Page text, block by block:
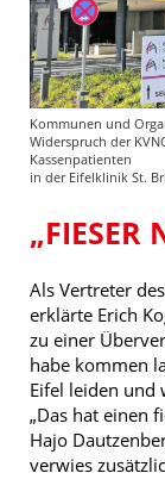
Kommunen und
Widerspruch der
Kassenpatienten
in der Eifelklinik St.
„FIESER
Als Vertreter
erklärte Erich
zu einer
habe kommen
Eifel leiden und
„Das hat einen
Hajo
verwies